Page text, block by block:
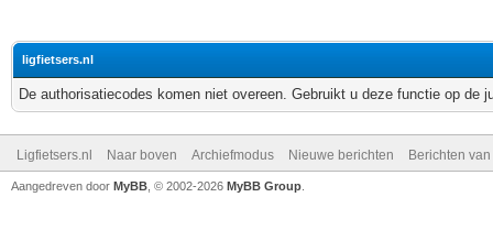
ligfietsers.nl
De authorisatiecodes komen niet overeen. Gebruikt u deze functie op de
Ligfietsers.nl Naar boven Archiefmodus Nieuwe berichten Berichten
Aangedreven door MyBB , © 2002-2026 MyBB Group